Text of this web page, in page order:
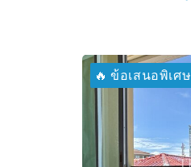
🔥 ข้อเสนอพิเศษ